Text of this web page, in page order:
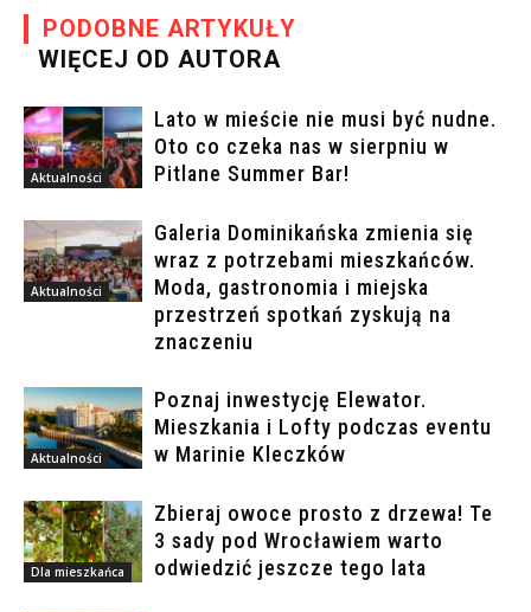
PODOBNE ARTYKUŁY
WIĘCEJ OD AUTORA
Aktualności
Lato w mieście nie musi być nudne.
Oto co czeka nas w sierpniu w
Pitlane Summer Bar!
Aktualności
Galeria Dominikańska zmienia się
wraz z potrzebami mieszkańców.
Moda, gastronomia i miejska
przestrzeń spotkań zyskują na
znaczeniu
Aktualności
Poznaj inwestycję Elewator.
Mieszkania i Lofty podczas eventu
w Marinie Kleczków
Dla mieszkańca
Zbieraj owoce prosto z drzewa! Te
3 sady pod Wrocławiem warto
odwiedzić jeszcze tego lata